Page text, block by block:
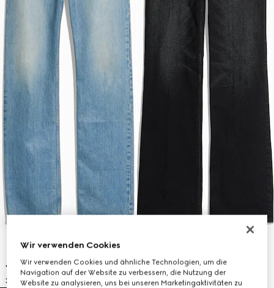
Wir verwenden Cookies
Wir verwenden Cookies und ähnliche Technologien, um die
Navigation auf der Website zu verbessern, die Nutzung der
Website zu analysieren, uns bei unseren Marketingaktivitäten zu